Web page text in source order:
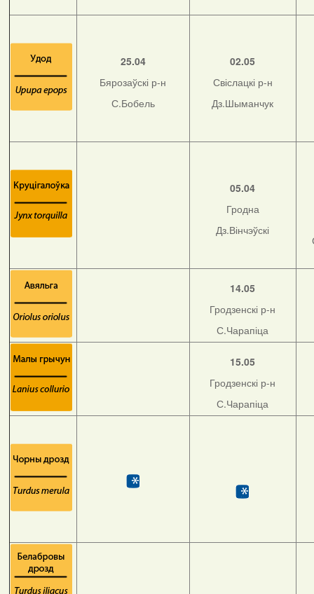
25.04
Бярозаўскі р-н
С.Бобель
02.05
Свіслацкі р-н
Дз.Шыманчук
05.04
Гродна
Дз.Вінчэўскі
14.05
Гродзенскі р-н
С.Чарапіца
15.05
Гродзенскі р-н
С.Чарапіца